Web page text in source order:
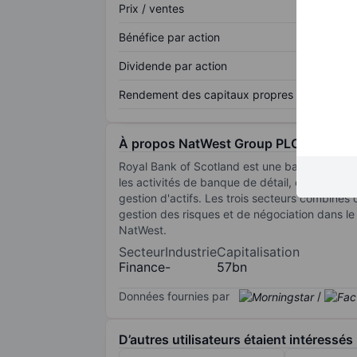
Prix / ventes
Bénéfice par action
Dividende par action
Rendement des capitaux propres
À propos NatWest Group PLC
Royal Bank of Scotland est une banque
les activités de banque de détail,
gestion d'actifs. Les trois secteurs combinés
gestion des risques et de négociation dans
NatWest.
Secteur
Finance
Industrie
-
Capitalisation
57bn
Données fournies par /
D’autres utilisateurs étaient intéressés